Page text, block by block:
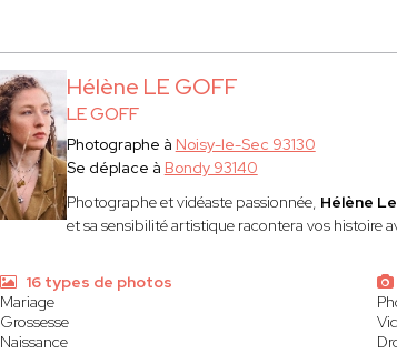
Hélène LE GOFF
LE GOFF
Photographe à Noisy-le-Sec 93130
Se déplace à Bondy 93140
Photographe et vidéaste passionnée, Hélène
et sa sensibilité artistique racontera vos histoire
16 types de photos
Mariage
Grossesse
Naissance